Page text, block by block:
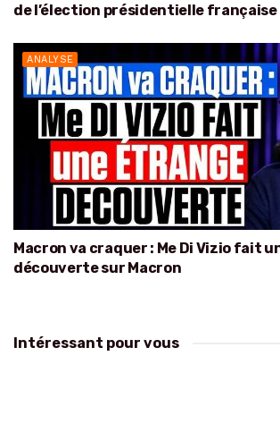
de l’élection présidentielle française
ANALYSE
Macron va craquer : Me Di Vizio fait
découverte sur Macron
Intéressant pour vous